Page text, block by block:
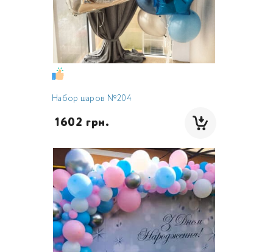
Набор шаров №204
1602 грн.